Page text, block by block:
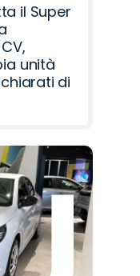
il Super
unità
di